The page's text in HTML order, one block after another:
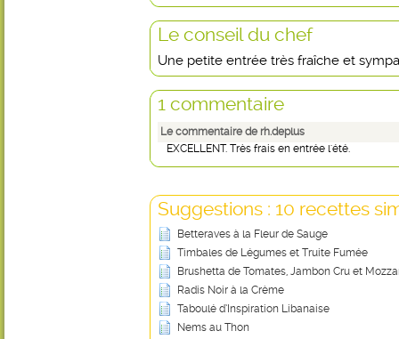
Le conseil du chef
Une petite entrée très fraîche et
1 commentaire
Le commentaire de rh.deplus
EXCELLENT. Très frais en entrée l'été.
Suggestions : 10 recettes
Betteraves à la Fleur de Sauge
Timbales de Légumes et Truite Fumée
Brushetta de Tomates, Jambon Cru et
Radis Noir à la Crème
Taboulé d’Inspiration Libanaise
Nems au Thon